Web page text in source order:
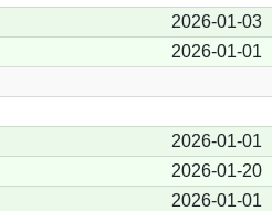
2026-01-03
2026-01-01
2026-01-01
2026-01-20
2026-01-01